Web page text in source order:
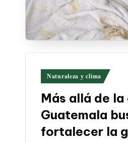
Publicado
Naturaleza y clima
Más allá de
Guatemala
fortalecer la